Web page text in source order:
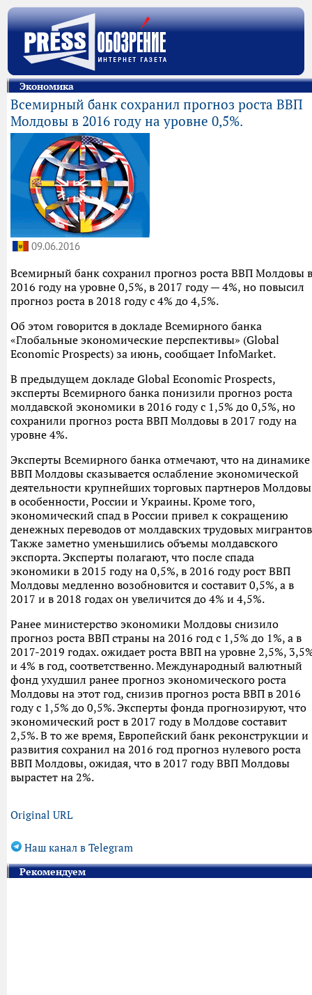
Экономика
Всемирный банк сохранил прогноз роста ВВП
Молдовы в 2016 году на уровне 0,5%.
09.06.2016
Всемирный банк сохранил прогноз роста ВВП Молдовы в
2016 году на уровне 0,5%, в 2017 году — 4%, но повысил
прогноз роста в 2018 году с 4% до 4,5%.
Об этом говорится в докладе Всемирного банка
«Глобальные экономические перспективы» (Global
Economic Prospects) за июнь, сообщает InfoMarket.
В предыдущем докладе Global Economic Prospects,
эксперты Всемирного банка понизили прогноз роста
молдавской экономики в 2016 году с 1,5% до 0,5%, но
сохранили прогноз роста ВВП Молдовы в 2017 году на
уровне 4%.
Эксперты Всемирного банка отмечают, что на динамике
ВВП Молдовы сказывается ослабление экономической
деятельности крупнейших торговых партнеров
в особенности, России и Украины. Кроме того,
экономический спад в России привел к сокращению
денежных переводов от молдавских трудовых
Также заметно уменьшились объемы молдавского
экспорта. Эксперты полагают, что после спада
экономики в 2015 году на 0,5%, в 2016 году рост ВВП
Молдовы медленно возобновится и составит 0,5%, а в
2017 и в 2018 годах он увеличится до 4% и 4,5%.
Ранее министерство экономики Молдовы снизило
прогноз роста ВВП страны на 2016 год с 1,5% до 1%, а в
2017-2019 годах. ожидает роста ВВП на уровне 2,5%,
и 4% в год, соответственно. Международный валютный
фонд ухудшил ранее прогноз экономического роста
Молдовы на этот год, снизив прогноз роста ВВП в 2016
году с 1,5% до 0,5%. Эксперты фонда прогнозируют, что
экономический рост в 2017 году в Молдове составит
2,5%. В то же время, Европейский банк реконструкции и
развития сохранил на 2016 год прогноз нулевого роста
ВВП Молдовы, ожидая, что в 2017 году ВВП Молдовы
вырастет на 2%.
Original URL
Наш канал в Telegram
Рекомендуем